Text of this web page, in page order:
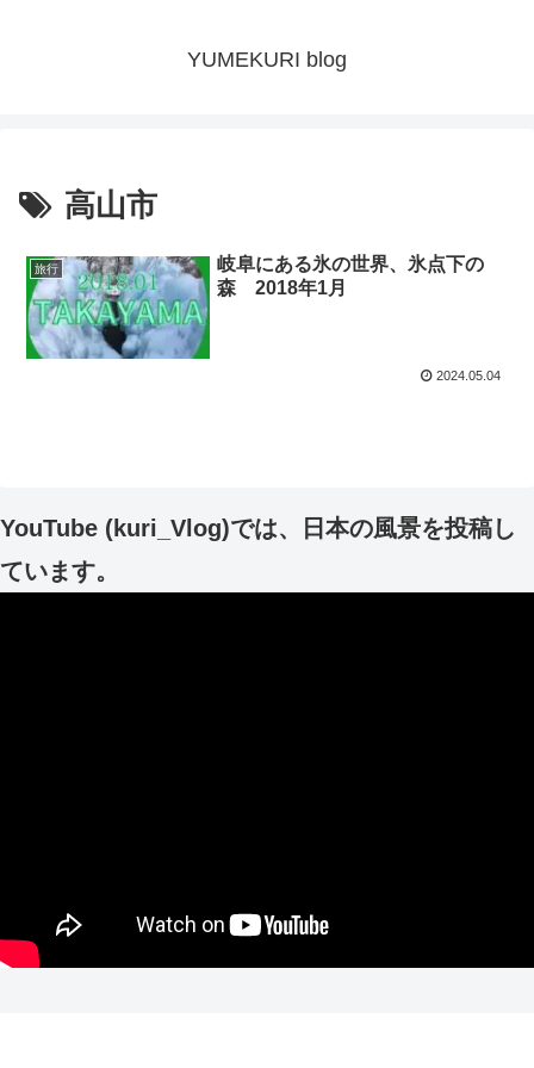
YUMEKURI blog
高山市
旅行
岐阜にある氷の世界、氷点下の
森 2018年1月
2024.05.04
YouTube (kuri_Vlog)では、日本の風景を投稿し
ています。